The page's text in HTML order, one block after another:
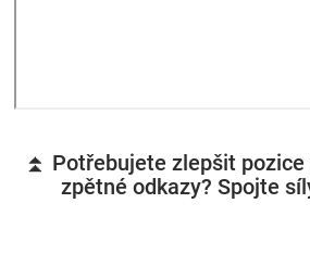
⏫ Potřebujete zlepšit pozice
zpětné odkazy? Spojte